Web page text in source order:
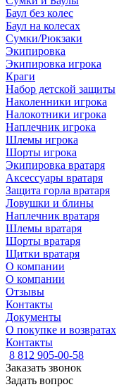
Баул без колес
Баул на колесах
Сумки/Рюкзаки
Экипировка
Экипировка игрока
Краги
Набор детской защиты
Наколенники игрока
Налокотники игрока
Наплечник игрока
Шлемы игрока
Шорты игрока
Экипировка вратаря
Аксессуары вратаря
Защита горла вратаря
Ловушки и блины
Наплечник вратаря
Шлемы вратаря
Шорты вратаря
Щитки вратаря
О компании
О компании
Отзывы
Контакты
Документы
О покупке и возвратах
Контакты
8 812 905-00-58
Заказать звонок
Задать вопрос